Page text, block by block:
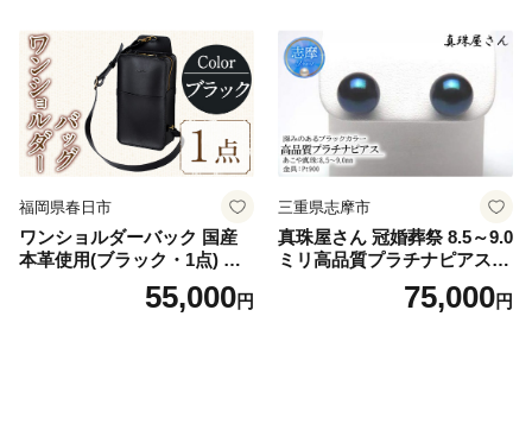
福岡県春日市
ワンショルダーバック 国産
本革使用(ブラック・1点) 鞄
バック バッグ カバン レザー
国産 日本製 牛革 黒 革 革製
55,000円
三重県志摩市
真珠屋さん 冠婚葬祭 8.5～9.0
ミリ高品質プラチナピアス P
t900 志摩産アコヤ真珠 ブラ
ックパール 黒真珠75,000円